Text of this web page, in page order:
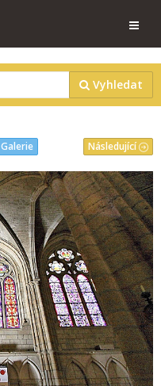
Vyhledat
Následující
Galerie